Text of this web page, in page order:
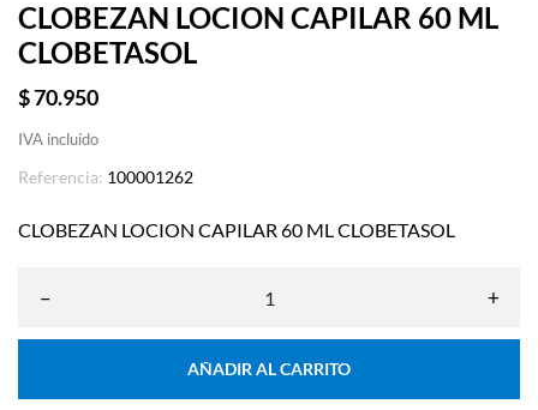
CLOBEZAN LOCION CAPILAR 60 ML
CLOBETASOL
$ 70.950
IVA incluído
Referencia: 100001262
CLOBEZAN LOCION CAPILAR 60 ML CLOBETASOL
– +
AÑADIR AL CARRITO